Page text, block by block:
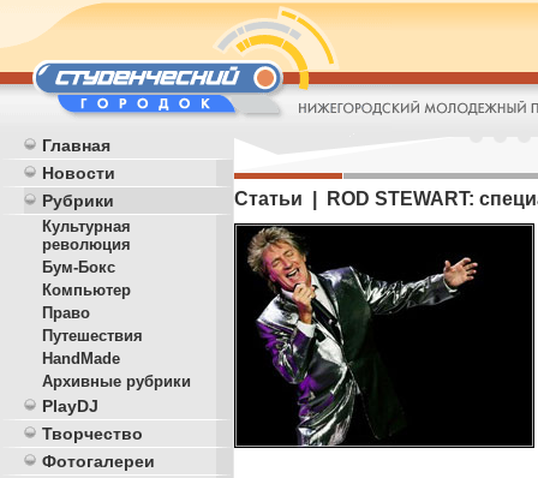
Главная
Новости
Рубрики
Культурная
революция
Бум-Бокс
Компьютер
Право
Путешествия
HandMade
Архивные рубрики
PlayDJ
Творчество
Фотогалереи
Статьи | ROD STEWART: